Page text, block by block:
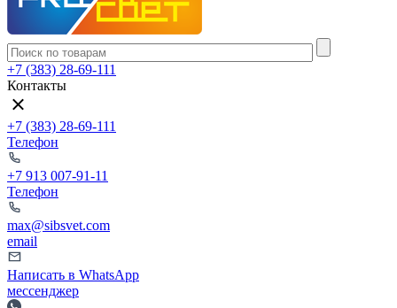
+7 (383) 28-69-111
Контакты
+7 (383) 28-69-111
Телефон
+7 913 007-91-11
Телефон
max@sibsvet.com
email
Написать в WhatsApp
мессенджер